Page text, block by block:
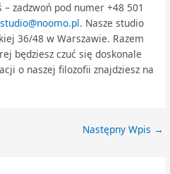
zadzwoń pod numer +48 501
studio@noomo.pl. Nasze studio
36/48 w Warszawie. Razem
będziesz czuć się doskonale
o naszej filozofii znajdziesz na
Następny Wpis →